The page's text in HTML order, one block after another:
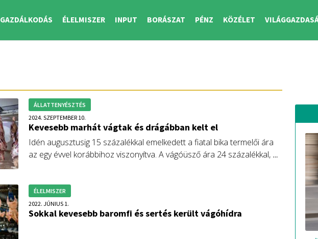
GAZDÁLKODÁS ÉLELMISZER INPUT BORÁSZAT PÉNZ KÖZÉLET
ÁLLATTENYÉSZTÉS
2024. SZEPTEMBER 10.
Kevesebb marhát vágtak és drágábban kelt el
Idén augusztusig 15 százalékkal emelkedett a fiatal bika termelői ára
az egy évvel korábbihoz viszonyítva. A vágóüsző ára 24 százalékkal, a
ÉLELMISZER
2022. JÚNIUS 1.
Sokkal kevesebb baromfi és sertés került vágóhídra